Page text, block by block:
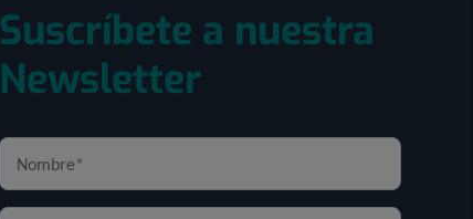
Suscríbete a nuestra
Newsletter